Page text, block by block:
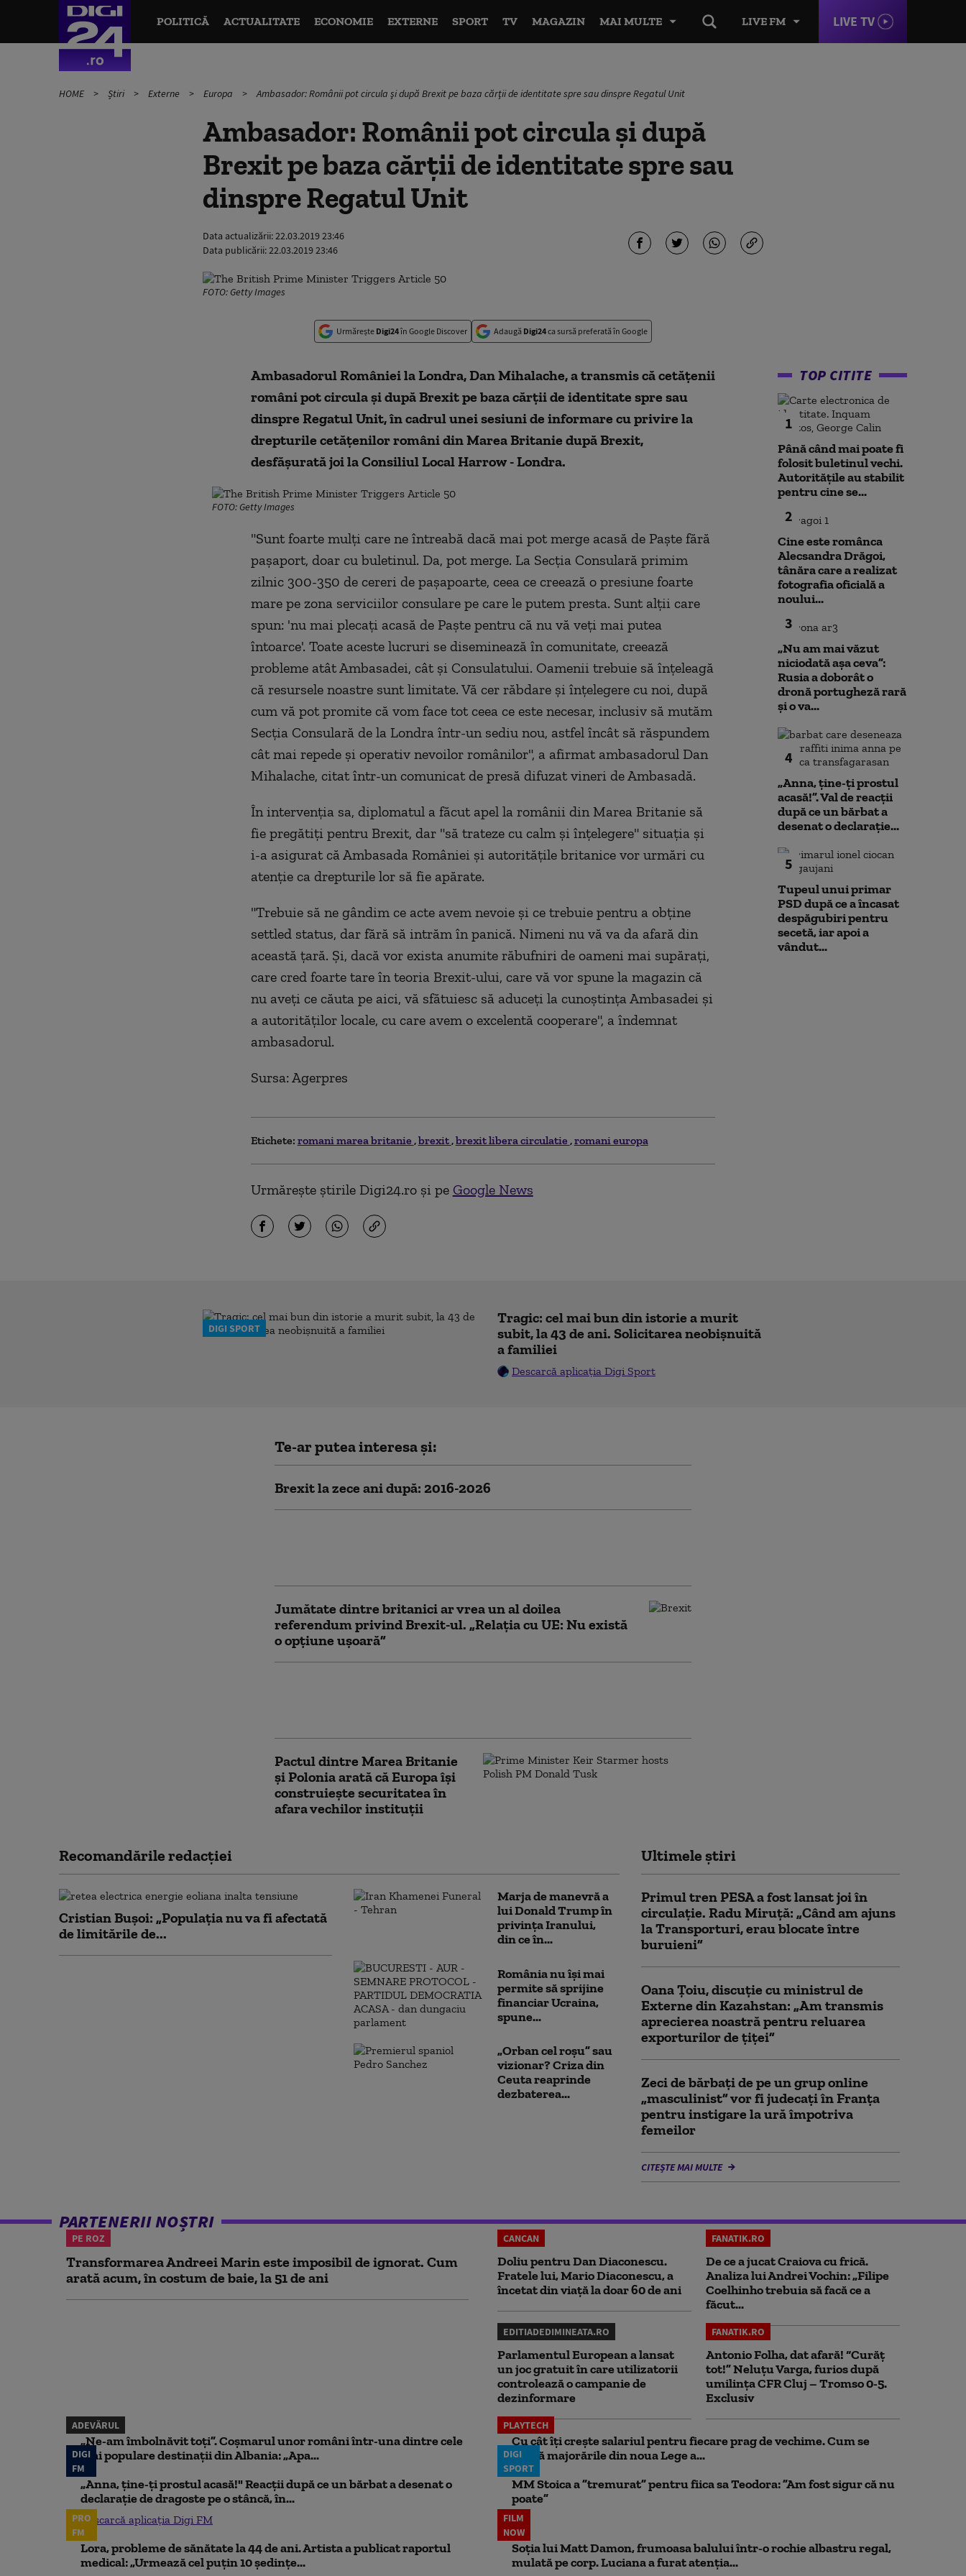
LIVE FM LIVE TV
POLITICĂ ACTUALITATE ECONOMIE EXTERNE SPORT TV MAGAZIN MAI MULTE
HOME Știri Externe Europa Ambasador: Românii pot circula şi după Brexit pe baza cărţii de identitate spre sau dinspre Regatul Unit
Ambasador: Românii pot circula şi după
Brexit pe baza cărţii de identitate spre sau
dinspre Regatul Unit
Data actualizării:22.03.2019 23:46
Data publicării:22.03.2019 23:46
FOTO: Getty Images
Urmărește Digi24în Google Discover Adaugă Digi24ca sursă preferată în Google
Ambasadorul României la Londra, Dan Mihalache, a transmis că cetăţenii
români pot circula şi după Brexit pe baza cărţii de identitate spre sau
dinspre Regatul Unit, în cadrul unei sesiuni de informare cu privire la
drepturile cetăţenilor români din Marea Britanie după Brexit,
desfăşurată joi la Consiliul Local Harrow - Londra.
FOTO: Getty Images
"Sunt foarte mulţi care ne întreabă dacă mai pot merge acasă de Paşte fără
paşaport, doar cu buletinul. Da, pot merge. La Secţia Consulară primim
zilnic 300-350 de cereri de paşapoarte, ceea ce creează o presiune foarte
mare pe zona serviciilor consulare pe care le putem presta. Sunt alţii care
spun: 'nu mai plecaţi acasă de Paşte pentru că nu vă veţi mai putea
întoarce'. Toate aceste lucruri se diseminează în comunitate, creează
probleme atât Ambasadei, cât şi Consulatului. Oamenii trebuie să înţeleagă
că resursele noastre sunt limitate. Vă cer răbdare şi înţelegere cu noi, după
cum vă pot promite că vom face tot ceea ce este necesar, inclusiv să mutăm
Secţia Consulară de la Londra într-un sediu nou, astfel încât să răspundem
cât mai repede şi operativ nevoilor românilor", a afirmat ambasadorul Dan
Mihalache, citat într-un comunicat de presă difuzat vineri de Ambasadă.
În intervenţia sa, diplomatul a făcut apel la românii din Marea Britanie să
fie pregătiţi pentru Brexit, dar "să trateze cu calm şi înţelegere" situaţia şi
i-a asigurat că Ambasada României şi autorităţile britanice vor urmări cu
atenţie ca drepturile lor să fie apărate.
"Trebuie să ne gândim ce acte avem nevoie şi ce trebuie pentru a obţine
settled status, dar fără să intrăm în panică. Nimeni nu vă va da afară din
această ţară. Şi, dacă vor exista anumite răbufniri de oameni mai supăraţi,
care cred foarte tare în teoria Brexit-ului, care vă vor spune la magazin că
nu aveţi ce căuta pe aici, vă sfătuiesc să aduceţi la cunoştinţa Ambasadei şi
a autorităţilor locale, cu care avem o excelentă cooperare", a îndemnat
ambasadorul.
Sursa: Agerpres
Etichete: romani marea britanie brexit brexit libera circulatie romani europa
Urmărește știrile Digi24.ro și pe Google News
TOP CITITE
1
Până când mai poate fi
folosit buletinul vechi.
Autoritățile au stabilit
pentru cine se...
2
Cine este românca
Alecsandra Drăgoi,
tânăra care a realizat
fotografia oficială a
noului...
3
„Nu am mai văzut
niciodată așa ceva”:
Rusia a doborât o
dronă portugheză rară
și o va...
4
„Anna, ţine-ţi prostul
acasă!”. Val de reacții
după ce un bărbat a
desenat o declarație...
5
Tupeul unui primar
PSD după ce a încasat
despăgubiri pentru
secetă, iar apoi a
vândut...
DIGI SPORT
Tragic: cel mai bun din istorie a murit
subit, la 43 de ani. Solicitarea neobișnuită
a familiei
Descarcă aplicația Digi Sport
Te-ar putea interesa și:
Brexit la zece ani după: 2016-2026
Jumătate dintre britanici ar vrea un al doilea
referendum privind Brexit-ul. „Relația cu UE: Nu există
o opțiune ușoară”
Pactul dintre Marea Britanie
și Polonia arată că Europa își
construiește securitatea în
afara vechilor instituții
Recomandările redacţiei
Cristian Bușoi: „Populația nu va fi afectată
de limitările de...
Marja de manevră a
lui Donald Trump în
privința Iranului,
din ce în...
România nu își mai
permite să sprijine
financiar Ucraina,
spune...
„Orban cel roșu” sau
vizionar? Criza din
Ceuta reaprinde
dezbaterea...
Ultimele știri
Primul tren PESA a fost lansat joi în
circulație. Radu Miruță: „Când am ajuns
la Transporturi, erau blocate între
buruieni”
Oana Țoiu, discuție cu ministrul de
Externe din Kazahstan: „Am transmis
aprecierea noastră pentru reluarea
exporturilor de țiței”
Zeci de bărbați de pe un grup online
„masculinist” vor fi judecați în Franța
pentru instigare la ură împotriva
femeilor
CITEȘTE MAI MULTE
PARTENERII NOȘTRI
PE ROZ
Transformarea Andreei Marin este imposibil de ignorat. Cum
arată acum, în costum de baie, la 51 de ani
CANCAN
Doliu pentru Dan Diaconescu.
Fratele lui, Mario Diaconescu, a
încetat din viață la doar 60 de ani
FANATIK.RO
De ce a jucat Craiova cu frică.
Analiza lui Andrei Vochin: „Filipe
Coelhinho trebuia să facă ce a
făcut...
EDITIADEDIMINEATA.RO
Parlamentul European a lansat
un joc gratuit în care utilizatorii
controlează o campanie de
dezinformare
FANATIK.RO
Antonio Folha, dat afară! “Curăț
tot!” Neluțu Varga, furios după
umilința CFR Cluj – Tromso 0-5.
Exclusiv
ADEVĂRUL
„Ne-am îmbolnăvit toți”. Coșmarul unor români într-una dintre cele
mai populare destinații din Albania: „Apa...
PLAYTECH
Cu cât îți crește salariul pentru fiecare prag de vechime. Cum se
aplică majorările din noua Lege a...
DIGI
FM
„Anna, ţine-ţi prostul acasă!" Reacţii după ce un bărbat a desenat o
declaraţie de dragoste pe o stâncă, în...
Descarcă aplicația Digi FM
DIGI
SPORT
MM Stoica a ”tremurat” pentru fiica sa Teodora: ”Am fost sigur că nu
poate”
PRO
FM
Lora, probleme de sănătate la 44 de ani. Artista a publicat raportul
medical: „Urmează cel puțin 10 ședințe...
FILM
NOW
Soția lui Matt Damon, frumoasa balului într-o rochie albastru regal,
mulată pe corp. Luciana a furat atenția...